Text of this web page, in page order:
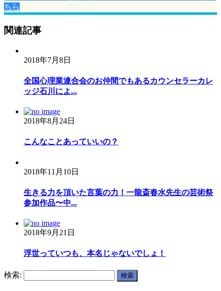
ちら
関連記事
2018年7月8日
全国心理業連合会のお仲間でもあるカウンセラーカレ
ッジ石川によ...
2018年8月24日
こんなことあっていいの？
2018年11月10日
生きる力を頂いた言葉の力！一龍斎春水先生の芸術祭
参加作品〜中...
2018年9月21日
浮世っていつも、本名じゃないでしょ！
検索: